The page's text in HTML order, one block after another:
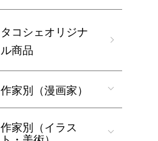
タコシェオリジナ
ル商品
作家別（漫画家）
作家別（イラス